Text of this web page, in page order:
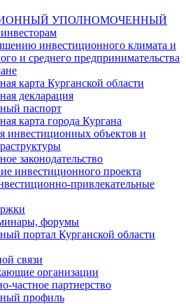
УПОЛНОМОЧЕННЫЙ
инвестиционного климата и
и среднего предпринимательства
карта Курганской области
декларация
паспорт
карта города Кургана
инвестиционных объектов и
законодательство
инвестиционного проекта
привлекательные
форумы
портал Курганской области
связи
организации
частное партнерство
профиль